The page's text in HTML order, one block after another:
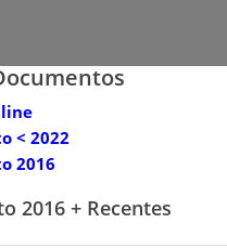
< 2022
2016
2016 + Recentes